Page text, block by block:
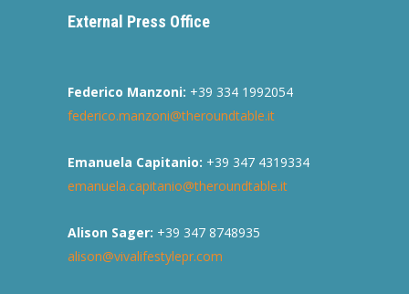
External Press Office
Federico Manzoni: +39 334 1992054
federico.manzoni@theroundtable.it
Emanuela Capitanio: +39 347 4319334
emanuela.capitanio@theroundtable.it
Alison Sager: +39 347 8748935
alison@vivalifestylepr.com